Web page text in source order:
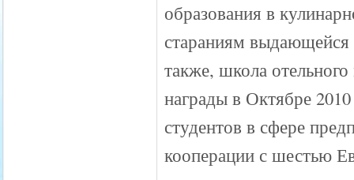
образования в
стараниям
также, школа
награды в Октябре
студентов в сфере
кооперации с шестью